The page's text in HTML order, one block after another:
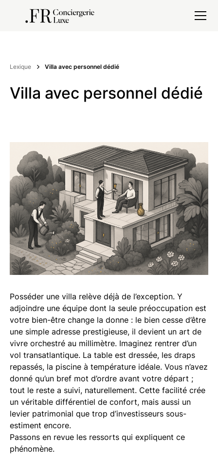
Lexique Villa avec personnel dédié
Villa avec personnel dédié
Posséder une villa relève déjà de l’exception. Y
adjoindre une équipe dont la seule préoccupation est
votre bien-être change la donne : le bien cesse d’être
une simple adresse prestigieuse, il devient un art de
vivre orchestré au millimètre. Imaginez rentrer d’un
vol transatlantique. La table est dressée, les draps
repassés, la piscine à température idéale. Vous n’avez
donné qu’un bref mot d’ordre avant votre départ ;
tout le reste a suivi, naturellement. Cette facilité crée
un véritable différentiel de confort, mais aussi un
levier patrimonial que trop d’investisseurs sous-
estiment encore.
Passons en revue les ressorts qui expliquent ce
phénomène.